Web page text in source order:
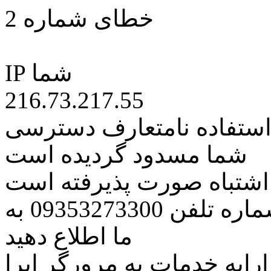
خطای شماره 2
IP شما
216.73.217.55
نامتعارف دسترسی
شما مسدود گردیده است
اشتباه صورت پذیرفته است
مراتب این مسئله را از طریق شماره تلفن 09353273300 به
ما اطلاع دهید
خدمات به مرورگر اپرا